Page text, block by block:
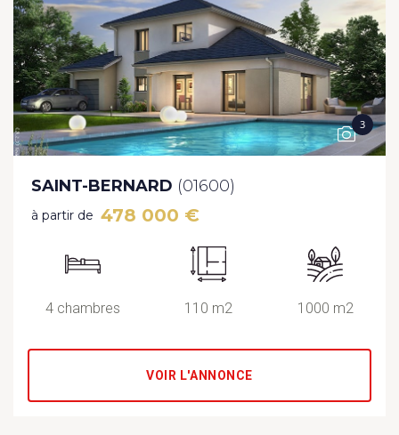
3
SAINT-BERNARD (01600)
à partir de 478 000 €
4 chambres 110 m2 1000 m2
VOIR L'ANNONCE